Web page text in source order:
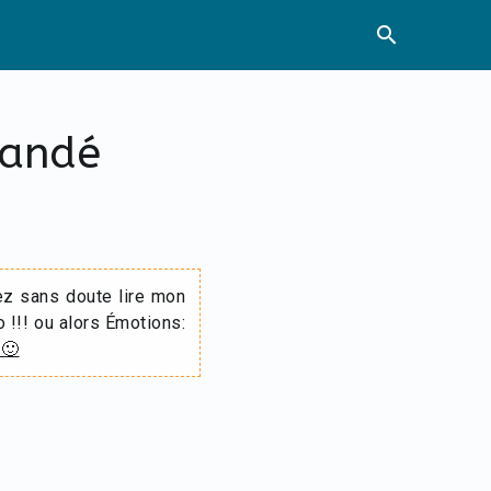
search
sans doute lire mon
!!! ou alors Émotions: